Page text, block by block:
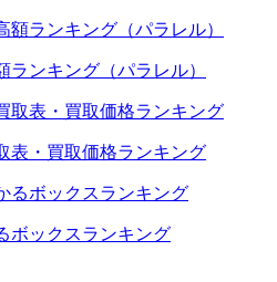
ランキング（パラレル）
表・買取価格ランキング
ボックスランキング